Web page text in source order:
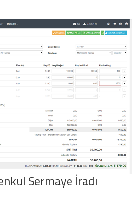
Sermaye İradı